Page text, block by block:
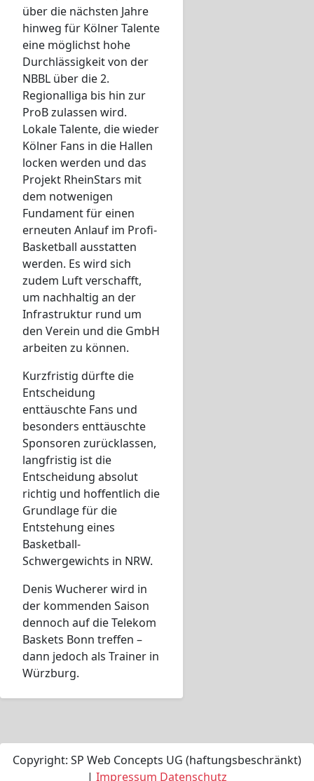
über die nächsten Jahre
hinweg für Kölner Talente
eine möglichst hohe
Durchlässigkeit von der
NBBL über die 2.
Regionalliga bis hin zur
ProB zulassen wird.
Lokale Talente, die wieder
Kölner Fans in die Hallen
locken werden und das
Projekt RheinStars mit
dem notwenigen
Fundament für einen
erneuten Anlauf im Profi-
Basketball ausstatten
werden. Es wird sich
zudem Luft verschafft,
um nachhaltig an der
Infrastruktur rund um
den Verein und die GmbH
arbeiten zu können.
Kurzfristig dürfte die
Entscheidung
enttäuschte Fans und
besonders enttäuschte
Sponsoren zurücklassen,
langfristig ist die
Entscheidung absolut
richtig und hoffentlich die
Grundlage für die
Entstehung eines
Basketball-
Schwergewichts in NRW.
Denis Wucherer wird in
der kommenden Saison
dennoch auf die Telekom
Baskets Bonn treffen –
dann jedoch als Trainer in
Würzburg.
Copyright: SP Web Concepts UG (haftungsbeschränkt)
| Impressum Datenschutz